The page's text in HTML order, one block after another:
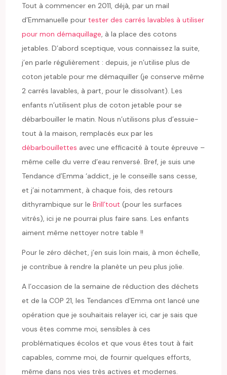
Tout à commencer en 2011, déjà, par un mail
d’Emmanuelle pourtester des carrés lavables à utiliser
pour mon démaquillage, à la place des cotons
jetables. D’abord sceptique, vous connaissez la suite,
j’en parle régulièrement : depuis, je n’utilise plus de
coton jetable pour me démaquiller (je conserve même
2 carrés lavables, à part, pour le dissolvant). Les
enfants n’utilisent plus de coton jetable pour se
débarbouiller le matin. Nous n’utilisons plus d’essuie-
tout à la maison, remplacés eux par les
débarbouillettes avec une efficacité à toute épreuve –
même celle du verre d’eau renversé. Bref, je suis une
Tendance d’Emma ‘addict, je le conseille sans cesse,
et j’ai notamment, à chaque fois, des retours
dithyrambique sur leBrill’tout (pour les surfaces
vitrés), ici je ne pourrai plus faire sans. Les enfants
aiment même nettoyer notre table !!
Pour le zéro déchet, j’en suis loin mais, à mon échelle,
je contribue à rendre la planète un peu plus jolie.
A l’occasion de la semaine de réduction des déchets
et de la COP 21, les Tendances d’Emma ont lancé une
opération que je souhaitais relayer ici, car je sais que
vous êtes comme moi, sensibles à ces
problématiques écolos et que vous êtes tout à fait
capables, comme moi, de fournir quelques efforts,
même dans nos vies très actives et modernes.